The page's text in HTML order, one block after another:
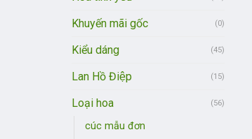
Khuyến mãi gốc (0)
Kiểu dáng (45)
Lan Hồ Điệp (15)
Loại hoa (56)
cúc mẫu đơn